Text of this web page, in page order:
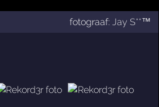
fotograaf: Jay S**™